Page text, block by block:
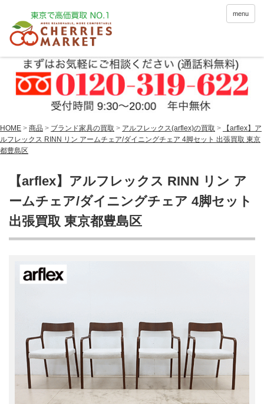
menu
HOME > 商品 > ブランド家具の買取 > アルフレックス(arflex)の買取 >
【arflex】ア
ルフレックス RINN リン アームチェア/ダイニングチェア 4脚セット 出張買取 東京
都豊島区
【arflex】アルフレックス RINN リン ア
ームチェア/ダイニングチェア 4脚セット
出張買取 東京都豊島区